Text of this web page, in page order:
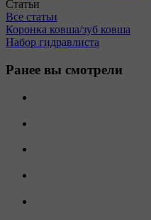
Статьи
Все статьи
Коронка ковша/зуб ковша
Набор гидравлиста
Ранее вы смотрели